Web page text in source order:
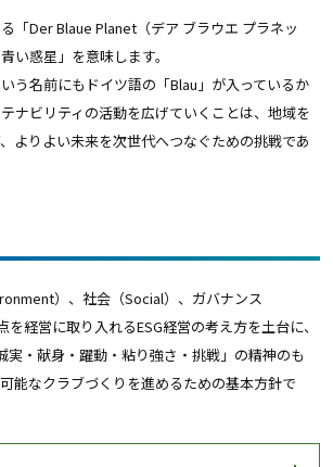
「Der Blaue Planet（デア ブラウエ プラネッ
い惑星」を意味します。
う名前にもドイツ語の「Blau」が入っているか
ナビリティの活動を広げていくことは、地域を
よりよい未来を次世代へつなぐための挑戦であ
）、社会（Social）、ガバナンス
を経営に取り入れるESG経営の考え方を土台に、
実・献身・躍動・粘り強さ・挑戦」の精神のも
能なクラブづくりを進めるための基本方針で